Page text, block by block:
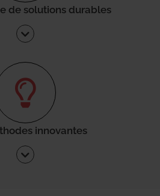
de solutions durables
innovantes